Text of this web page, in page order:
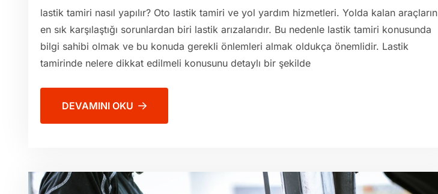
lastik tamiri nasıl yapılır? Oto lastik tamiri ve yol yardım hizmetleri. Yolda kalan araçların
en sık karşılaştığı sorunlardan biri lastik arızalarıdır. Bu nedenle lastik tamiri konusunda
bilgi sahibi olmak ve bu konuda gerekli önlemleri almak oldukça önemlidir. Lastik
tamirinde nelere dikkat edilmeli konusunu detaylı bir şekilde
DEVAMINI OKU